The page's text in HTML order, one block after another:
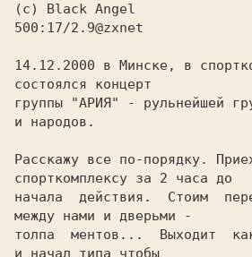
(c) Black Angel
500:17/2.9@zxnet
14.12.2000 в Минске, в
состоялся концерт
группы "АРИЯ" - рульнейшей
и народов.
Расскажу все по-порядку.
спорткомплексу за 2 часа до
начала  действия.  Стоим
между нами и дверьми -
толпа  ментов...  Выходит
и начал типа чтобы